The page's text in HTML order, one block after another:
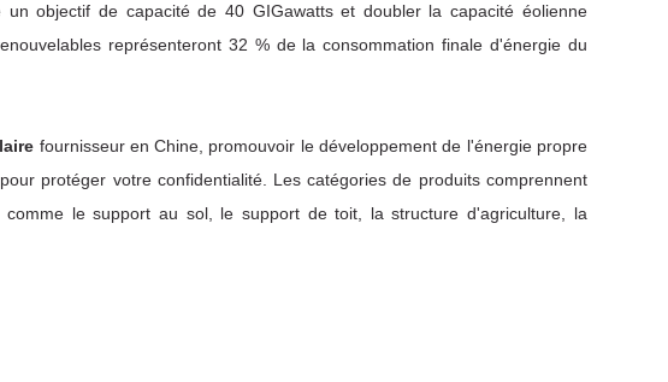
objectif de capacité de 40 GIGawatts et doubler la capacité éolienne
représenteront 32 % de la consommation finale d'énergie du
fournisseur en Chine, promouvoir le développement de l'énergie propre
protéger votre confidentialité. Les catégories de produits comprennent
, comme le support au sol, le support de toit, la structure d'agriculture, la